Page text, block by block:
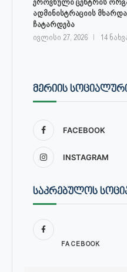
ადმინისტრაციის
ჩატარდება
ივლისი 27, 2026 14
ᲛᲔᲠᲘᲘᲡ
FACEBOOK
INSTAGRAM
ᲡᲐᲙᲠᲔᲑᲣᲚᲝᲡ
FACEBOOK